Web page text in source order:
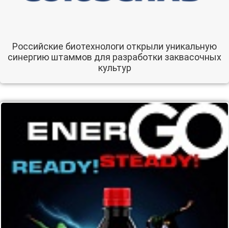
Российские биотехнологи открыли уникальную
синергию штаммов для разработки заквасочных
культур